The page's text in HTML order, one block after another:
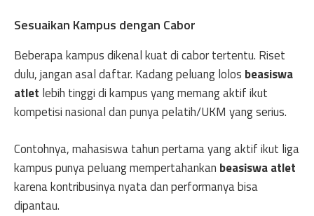
Sesuaikan Kampus dengan Cabor
Beberapa kampus dikenal kuat di cabor tertentu. Riset
dulu, jangan asal daftar. Kadang peluang lolos beasiswa
atlet lebih tinggi di kampus yang memang aktif ikut
kompetisi nasional dan punya pelatih/UKM yang serius.
Contohnya, mahasiswa tahun pertama yang aktif ikut liga
kampus punya peluang mempertahankan beasiswa atlet
karena kontribusinya nyata dan performanya bisa
dipantau.